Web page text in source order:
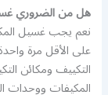
هل من الضروري
نعم يجب غسيل
على الأقل مرة
التكييف ومكائن
المكيفات ووحدات